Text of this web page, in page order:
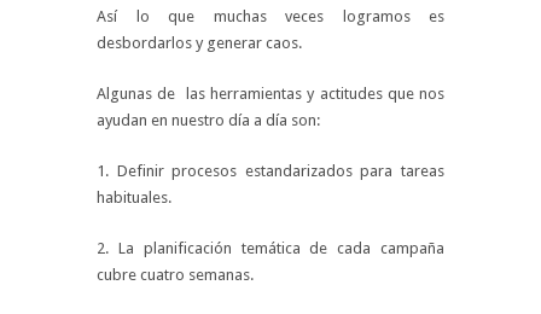
Así lo que muchas veces logramos es
desbordarlos y generar caos.
Algunas de las herramientas y actitudes que nos
ayudan en nuestro día a día son:
1. Definir procesos estandarizados para tareas
habituales.
2. La planificación temática de cada campaña
cubre cuatro semanas.